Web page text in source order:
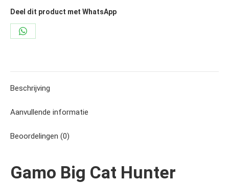
Deel dit product met WhatsApp
Share
Beschrijving
Aanvullende informatie
Beoordelingen (0)
Gamo Big Cat Hunter